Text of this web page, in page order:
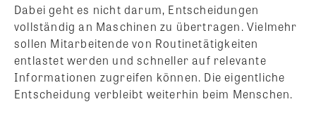
Dabei geht es nicht darum, Entscheidungen
vollständig an Maschinen zu übertragen. Vielmehr
sollen Mitarbeitende von Routinetätigkeiten
entlastet werden und schneller auf relevante
Informationen zugreifen können. Die eigentliche
Entscheidung verbleibt weiterhin beim Menschen.